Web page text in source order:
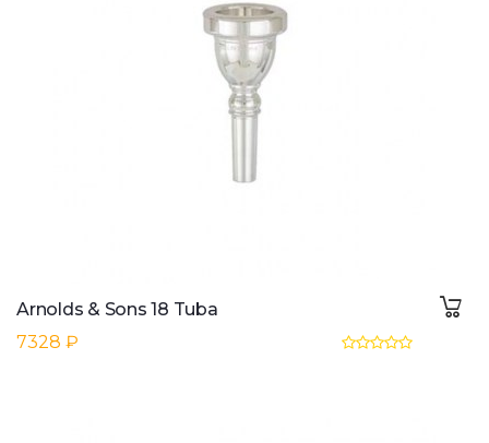
Arnolds & Sons 18 Tuba
7328 ₽